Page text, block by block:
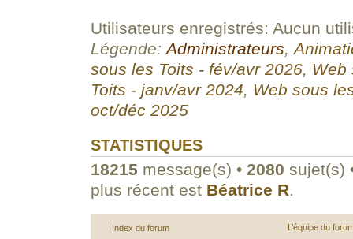
Utilisateurs enregistrés: Aucun
Légende:Administrateurs,
sous les Toits - fév/avr 2026, Web
Toits - janv/avr 2024, Web sous
oct/déc 2025
STATISTIQUES
18215 message(s) • 2080 sujet(s)
plus récent est Béatrice R.
Index du forum L’équipe du